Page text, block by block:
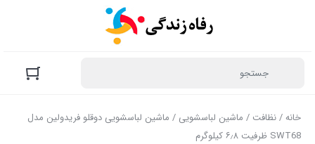
خانه/نظافت / ماشین لباسشویی / ماشین لباسشویی دوقلو فریدولین مدل
SWT68 ظرفیت ۶٫۸ کیلوگرم